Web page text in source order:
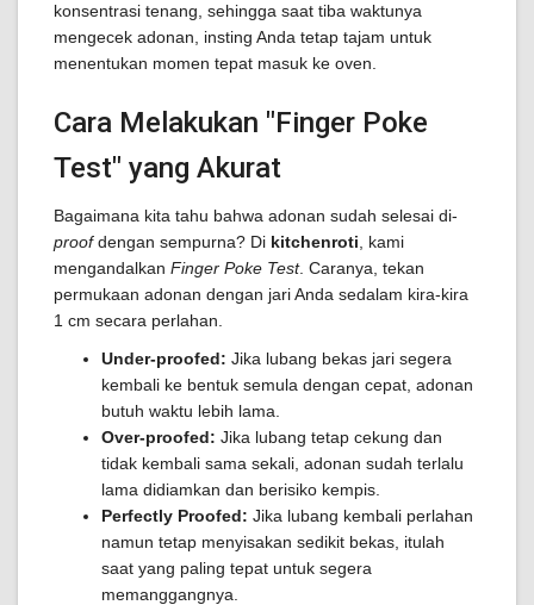
konsentrasi tenang, sehingga saat tiba waktunya
mengecek adonan, insting Anda tetap tajam untuk
menentukan momen tepat masuk ke oven.
Cara Melakukan "Finger Poke
Test" yang Akurat
Bagaimana kita tahu bahwa adonan sudah selesai di-
proofdengan sempurna? Di kitchenroti , kami
mengandalkan Finger Poke Test. Caranya, tekan
permukaan adonan dengan jari Anda sedalam kira-kira
1 cm secara perlahan.
Under-proofed: Jika lubang bekas jari segera
kembali ke bentuk semula dengan cepat, adonan
butuh waktu lebih lama.
Over-proofed: Jika lubang tetap cekung dan
tidak kembali sama sekali, adonan sudah terlalu
lama didiamkan dan berisiko kempis.
Perfectly Proofed: Jika lubang kembali perlahan
namun tetap menyisakan sedikit bekas, itulah
saat yang paling tepat untuk segera
memanggangnya.